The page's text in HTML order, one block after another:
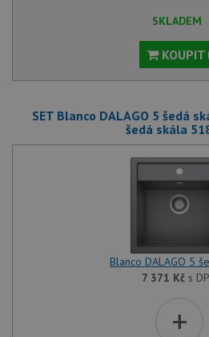
SKLADEM
KOUPIT
SET Blanco DALAGO 5 šedá
šedá skála
Blanco DALAGO 5
7 371 Kč s
+